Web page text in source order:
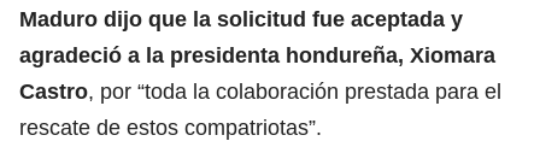
Maduro dijo que la solicitud fue aceptada y
agradeció a la presidenta hondureña, Xiomara
Castro, por “toda la colaboración prestada para el
rescate de estos compatriotas”.